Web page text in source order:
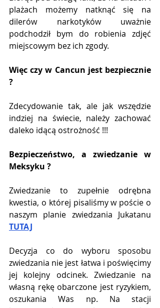
plażach możemy natknąć się na
dilerów narkotyków uważnie
podchodził bym do robienia zdjęć
miejscowym bez ich zgody.
Więc czy w Cancun jest bezpiecznie
?
Zdecydowanie tak, ale jak wszędzie
indziej na świecie, należy zachować
daleko idącą ostrożność !!!
Bezpieczeństwo, a zwiedzanie w
Meksyku ?
Zwiedzanie to zupełnie odrębna
kwestia, o której pisaliśmy w poście o
TUTAJ
Decyzja co do wyboru sposobu
zwiedzania nie jest łatwa i poświęcimy
jej kolejny odcinek. Zwiedzanie na
własną rękę obarczone jest ryzykiem,
oszukania Was np. Na stacji